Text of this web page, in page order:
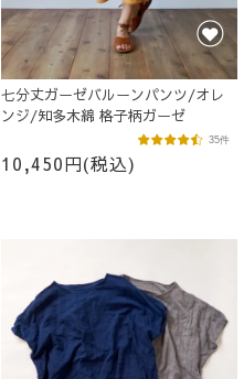
七分丈ガーゼバルーンパンツ/オレ
ンジ/知多木綿 格子柄ガーゼ
10,450円(税込)
35件